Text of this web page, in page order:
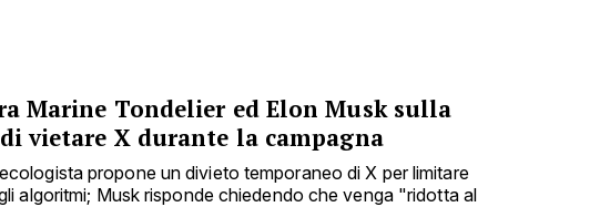
Marine Tondelier ed Elon Musk sulla
vietare X durante la campagna
propone un divieto temporaneo di X per limitare
algoritmi; Musk risponde chiedendo che venga "ridotta al